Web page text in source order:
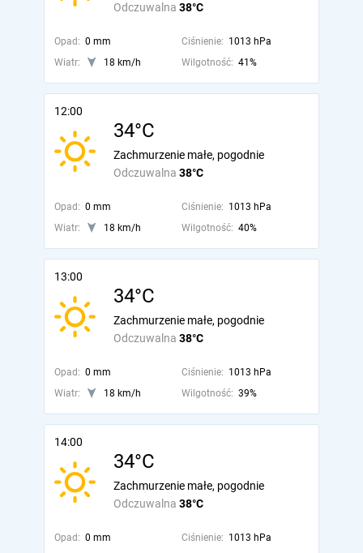
Odczuwalna 38°C
Opad: 0 mm Ciśnienie: 1013 hPa
Wiatr:
18 km/h Wilgotność: 41%
12:00
34°C
Odczuwalna 38°C
Zachmurzenie małe, pogodnie
Opad: 0 mm Ciśnienie: 1013 hPa
Wiatr:
18 km/h Wilgotność: 40%
13:00
34°C
Odczuwalna 38°C
Zachmurzenie małe, pogodnie
Opad: 0 mm Ciśnienie: 1013 hPa
Wiatr:
18 km/h Wilgotność: 39%
14:00
34°C
Odczuwalna 38°C
Zachmurzenie małe, pogodnie
Opad: 0 mm Ciśnienie: 1013 hPa